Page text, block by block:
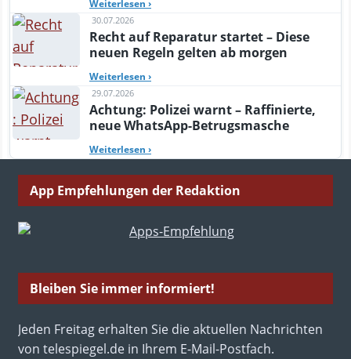
Weiterlesen ›
30.07.2026
Recht auf Reparatur startet – Diese
neuen Regeln gelten ab morgen
Weiterlesen ›
29.07.2026
Achtung: Polizei warnt – Raffinierte,
neue WhatsApp-Betrugsmasche
Weiterlesen ›
App Empfehlungen der Redaktion
Bleiben Sie immer informiert!
Jeden Freitag erhalten Sie die aktuellen Nachrichten
von telespiegel.de in Ihrem E-Mail-Postfach.